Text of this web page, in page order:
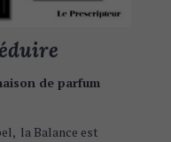
de parfum
la Balance est